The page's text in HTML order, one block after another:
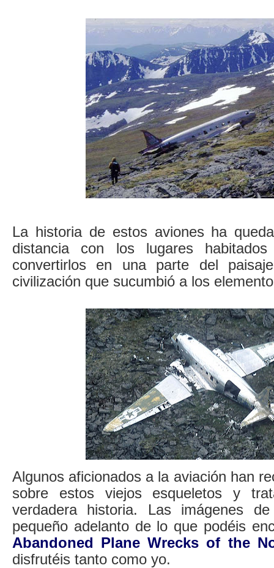
La historia de estos aviones ha
distancia con los lugares
convertirlos en una parte del
civilización que sucumbió a los
Algunos aficionados a la aviación han
sobre estos viejos esqueletos y
verdadera historia. Las imágenes
pequeño adelanto de lo que podéis
Abandoned Plane Wrecks of the
disfrutéis tanto como yo.